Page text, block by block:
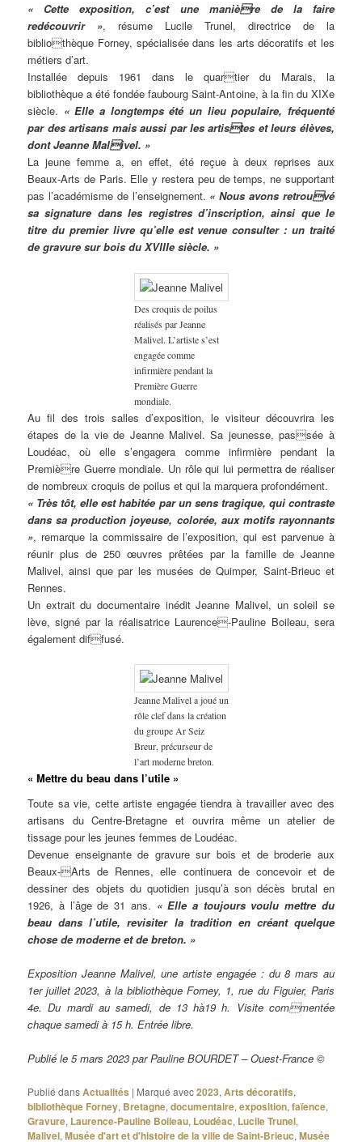
« Cette exposition, c’est une manière de la faire
redécouvrir », résume Lucile Trunel, directrice de la
bibliothèque Forney, spécialisée dans les arts décoratifs et les
métiers d’art.
Installée depuis 1961 dans le quartier du Marais, la
bibliothèque a été fondée faubourg Saint-Antoine, à la fin du XIXe
siècle. « Elle a longtemps été un lieu populaire, fréquenté
par des artisans mais aussi par les artistes et leurs élèves,
dont Jeanne Malivel. »
La jeune femme a, en effet, été reçue à deux reprises aux
Beaux-Arts de Paris. Elle y restera peu de temps, ne supportant
pas l’académisme de l’enseignement. « Nous avons retrouvé
sa signature dans les registres d’inscription, ainsi que le
titre du premier livre qu’elle est venue consulter : un traité
de gravure sur bois du XVIIIe siècle. »
Des croquis de poilus
réalisés par Jeanne
Malivel. L’artiste s’est
engagée comme
infirmière pendant la
Première Guerre
mondiale.
Au fil des trois salles d’exposition, le visiteur découvrira les
étapes de la vie de Jeanne Malivel. Sa jeunesse, passée à
Loudéac, où elle s’engagera comme infirmière pendant la
Première Guerre mondiale. Un rôle qui lui permettra de réaliser
de nombreux croquis de poilus et qui la marquera profondément.
« Très tôt, elle est habitée par un sens tragique, qui contraste
dans sa production joyeuse, colorée, aux motifs rayonnants
», remarque la commissaire de l’exposition, qui est parvenue à
réunir plus de 250 œuvres prêtées par la famille de Jeanne
Malivel, ainsi que par les musées de Quimper, Saint-Brieuc et
Rennes.
Un extrait du documentaire inédit Jeanne Malivel, un soleil se
lève, signé par la réalisatrice Laurence-Pauline Boileau, sera
également diffusé.
Jeanne Malivel a joué un
rôle clef dans la création
du groupe Ar Seiz
Breur, précurseur de
l’art moderne breton.
« Mettre du beau dans l’utile »
Toute sa vie, cette artiste engagée tiendra à travailler avec des
artisans du Centre-Bretagne et ouvrira même un atelier de
tissage pour les jeunes femmes de Loudéac.
Devenue enseignante de gravure sur bois et de broderie aux
Beaux-Arts de Rennes, elle continuera de concevoir et de
dessiner des objets du quotidien jusqu’à son décès brutal en
1926, à l’âge de 31 ans. « Elle a toujours voulu mettre du
beau dans l’utile, revisiter la tradition en créant quelque
chose de moderne et de breton. »
Exposition Jeanne Malivel, une artiste engagée : du 8 mars au
1er juillet 2023, à la bibliothèque Forney, 1, rue du Figuier, Paris
4e. Du mardi au samedi, de 13 hà19 h. Visite commentée
chaque samedi à 15 h. Entrée libre.
Publié le 5 mars 2023 par Pauline BOURDET – Ouest-France ©
Publié dansActualités | Marqué avec2023,Arts décoratifs,
bibliothèque Forney, Bretagne,documentaire,exposition,faïence,
Gravure, Laurence-Pauline Boileau, Loudéac, Lucile Trunel,
Malivel,Musée d'art et d'histoire de la ville de Saint-Brieuc,Musée